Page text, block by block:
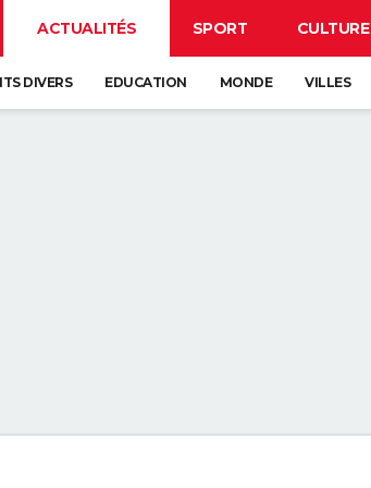
ACTUALITÉS SPORT CULTURE
DIVERS EDUCATION MONDE VILLES